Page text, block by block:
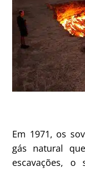
Em 1971, os
gás natural
escavações,